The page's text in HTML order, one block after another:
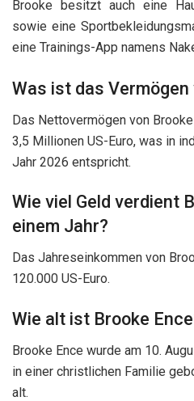
Brooke besitzt auch eine
sowie eine
eine Trainings-App namens
Was ist das Vermögen
Das Nettovermögen von
3,5 Millionen US-Euro, was in
Jahr 2026 entspricht.
Wie viel Geld verdient
einem Jahr?
Das Jahreseinkommen von
120.000 US-Euro.
Wie alt ist Brooke
Brooke Ence wurde am 10.
in einer christlichen Familie
alt.